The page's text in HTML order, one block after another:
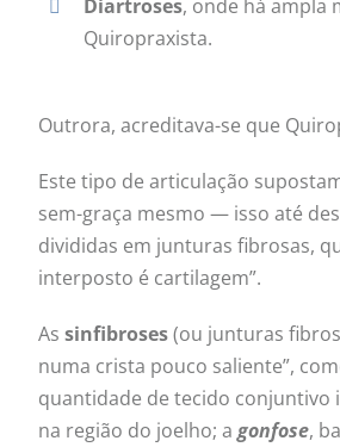
Diartroses, onde há ampla
Quiropraxista.
Outrora, acreditava-se que
Este tipo de articulação
sem-graça mesmo — isso até
divididas em junturas fibrosas,
interposto é cartilagem”.
As sinfibroses(ou junturas
numa crista pouco saliente”,
quantidade de tecido conjuntivo
na região do joelho; a gonfose,